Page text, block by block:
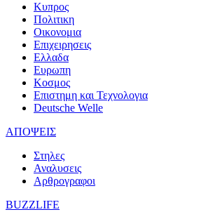
Κυπρος
Πολιτικη
Οικονομια
Επιχειρησεις
Ελλαδα
Ευρωπη
Κοσμος
Επιστημη και Τεχνολογια
Deutsche Welle
ΑΠΟΨΕΙΣ
Στηλες
Αναλυσεις
Αρθρογραφοι
BUZZLIFE